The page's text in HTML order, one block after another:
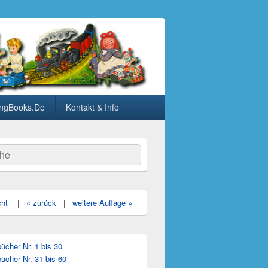
Kontakt & Info
| « zurück | weitere Auflage »
Nr. 1 bis 30
Nr. 31 bis 60